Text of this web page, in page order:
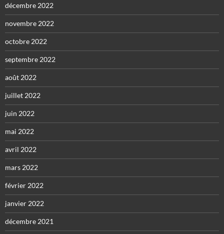
décembre 2022
novembre 2022
octobre 2022
septembre 2022
août 2022
juillet 2022
juin 2022
mai 2022
avril 2022
mars 2022
février 2022
janvier 2022
décembre 2021